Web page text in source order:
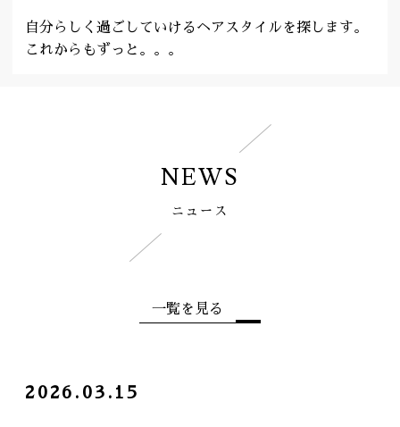
自分らしく過ごしていけるヘアスタイルを探します。
これからもずっと。。。
NEWS
ニュース
一覧を見る
2026.03.15